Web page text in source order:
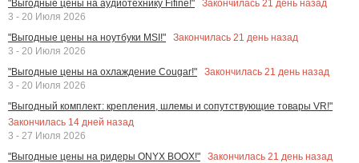
"Выгодные цены на аудиотехнику Fifine!"
Закончилась 21 день назад
3 - 20 Июля 2026
"Выгодные цены на ноутбуки MSI!"
Закончилась 21 день назад
3 - 20 Июля 2026
"Выгодные цены на охлаждение Cougar!"
Закончилась 21 день назад
3 - 20 Июля 2026
"Выгодный комплект: крепления, шлемы и сопутствующие товары VR!"
Закончилась 14 дней назад
3 - 27 Июля 2026
"Выгодные цены на ридеры ONYX BOOX!"
Закончилась 21 день назад